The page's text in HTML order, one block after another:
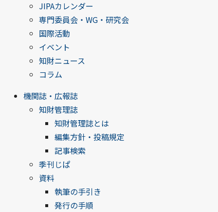
JIPAカレンダー
専門委員会・WG・研究会
国際活動
イベント
知財ニュース
コラム
機関誌・広報誌
知財管理誌
知財管理誌とは
編集方針・投稿規定
記事検索
季刊じぱ
資料
執筆の手引き
発行の手順